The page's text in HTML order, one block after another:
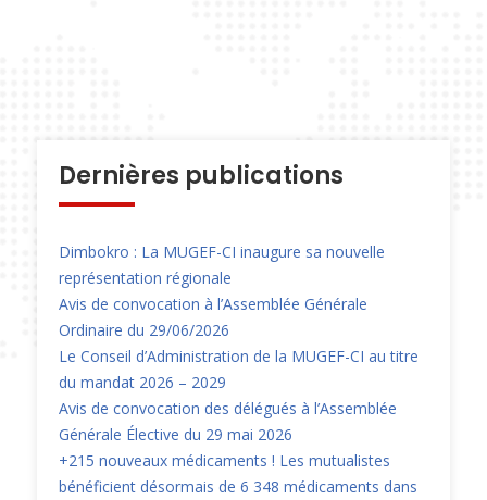
Dernières publications
Dimbokro : La MUGEF-CI inaugure sa nouvelle
représentation régionale
Avis de convocation à l’Assemblée Générale
Ordinaire du 29/06/2026
Le Conseil d’Administration de la MUGEF-CI au titre
du mandat 2026 – 2029
Avis de convocation des délégués à l’Assemblée
Générale Élective du 29 mai 2026
+215 nouveaux médicaments ! Les mutualistes
bénéficient désormais de 6 348 médicaments dans